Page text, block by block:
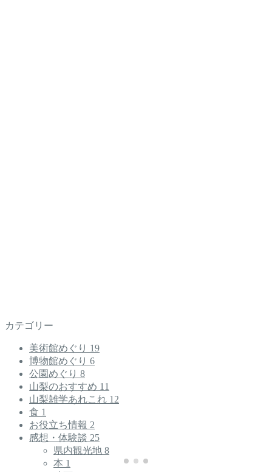
カテゴリー
美術館めぐり 19
博物館めぐり 6
公園めぐり 8
山梨のおすすめ 11
山梨雑学あれこれ 12
食 1
お役立ち情報 2
感想・体験談 25
県内観光地 8
本 1